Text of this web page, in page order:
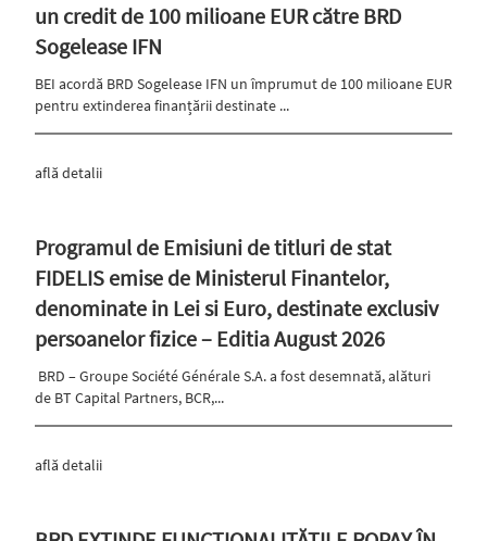
un credit de 100 milioane EUR către BRD
Sogelease IFN
BEI acordă BRD Sogelease IFN un împrumut de 100 milioane EUR
pentru extinderea finanțării destinate ...
află detalii
Programul de Emisiuni de titluri de stat
FIDELIS emise de Ministerul Finantelor,
denominate in Lei si Euro, destinate exclusiv
persoanelor fizice – Editia August 2026
BRD – Groupe Société Générale S.A. a fost desemnată, alături
de BT Capital Partners, BCR,...
află detalii